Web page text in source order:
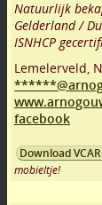
Natuurlijk
Gelderland /
ISNHCP
Lemelerveld,
facebook
Download
mobieltje!